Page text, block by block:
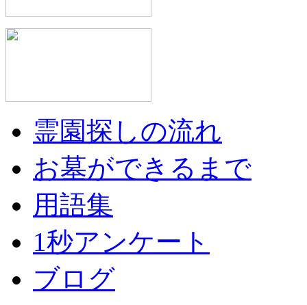
霊園探しの流れ
お墓ができるまで
用語集
1秒アンケート
ブログ